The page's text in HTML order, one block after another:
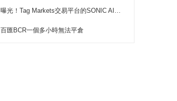
曝光！Tag Markets交易平台的SONIC AI外匯項目是詐騙！
百匯BCR一個多小時無法平倉